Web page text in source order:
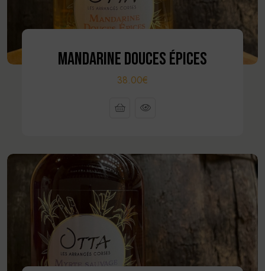
MANDARINE DOUCES ÉPICES
38.00€